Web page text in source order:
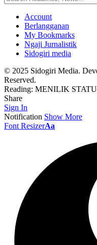
Account
Berlangganan
My Bookmarks
Ngaji Jurnalistik
Sidogiri media
© 2025 Sidogiri Media.
Reserved.
Reading: MENILIK
Share
Sign In
Notification Show More
Font ResizerAa